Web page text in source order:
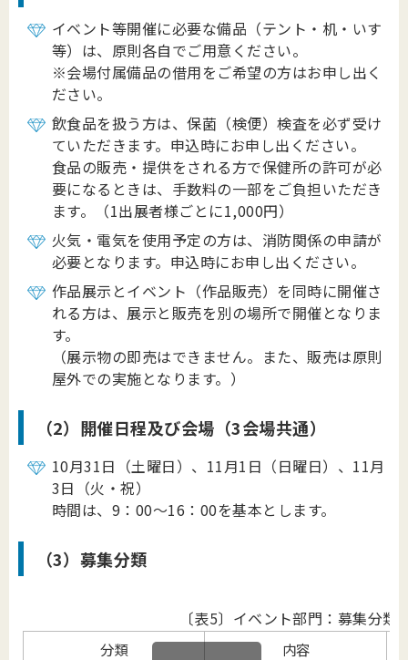
イベント等開催に必要な備品（テント・机・いす
等）は、原則各自でご用意ください。
※会場付属備品の借用をご希望の方はお申し出く
ださい。
飲食品を扱う方は、保菌（検便）検査を必ず受け
ていただきます。申込時にお申し出ください。
食品の販売・提供をされる方で保健所の許可が必
要になるときは、手数料の一部をご負担いただき
ます。（1出展者様ごとに1,000円）
火気・電気を使用予定の方は、消防関係の申請が
必要となります。申込時にお申し出ください。
作品展示とイベント（作品販売）を同時に開催さ
れる方は、展示と販売を別の場所で開催となりま
す。
（展示物の即売はできません。また、販売は原則
屋外での実施となります。）
（2）開催日程及び会場（3会場共通）
10月31日（土曜日）、11月1日（日曜日）、11月
3日（火・祝）
時間は、9：00～16：00を基本とします。
（3）募集分類
〔表5〕イベント部門：募集分類
分類 内容